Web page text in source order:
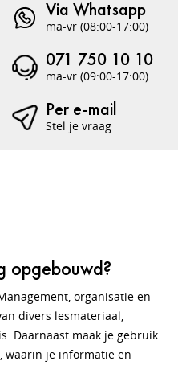
Via Whatsapp
ma-vr (08:00-17:00)
071 750 10 10
ma-vr (09:00-17:00)
Per e-mail
Stel je vraag
opgebouwd?
organisatie en
divers lesmateriaal,
Daarnaast maak je gebruik
waarin je informatie en